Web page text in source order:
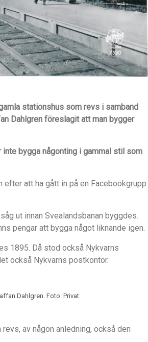
stationshus som revs i samband
Dahlgren föreslagit att man bygger
bygga någonting i gammal stil som
att ha gått in på en Facebookgrupp
ut innan Svealandsbanan byggdes.
pengar att bygga något liknande igen.
1895. Då stod också Nykvarns
också Nykvarns postkontor.
Dahlgren. Foto: Privat
av någon anledning, också den